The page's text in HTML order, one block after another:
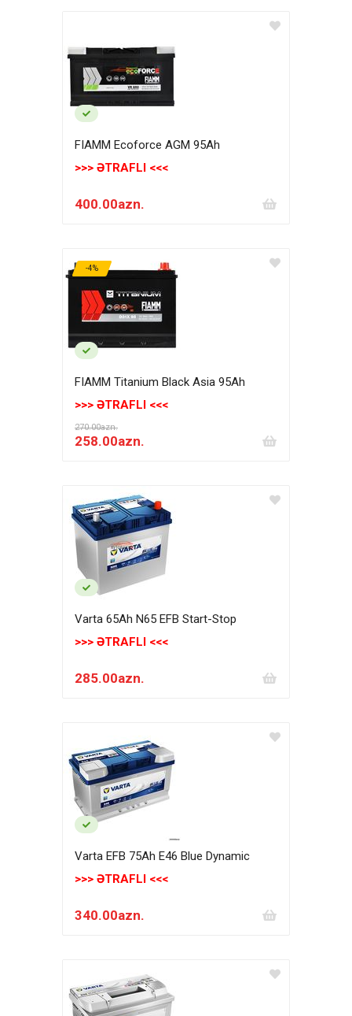
FIAMM Ecoforce AGM 95Аh
>>> ƏTRAFLI <<<
400.00azn.
-4%
FIAMM Titanium Black Asia 95Аh
>>> ƏTRAFLI <<<
270.00azn.
258.00azn.
Varta 65Ah N65 EFB Start-Stop
>>> ƏTRAFLI <<<
285.00azn.
Varta EFB 75Ah E46 Blue Dynamic
>>> ƏTRAFLI <<<
340.00azn.